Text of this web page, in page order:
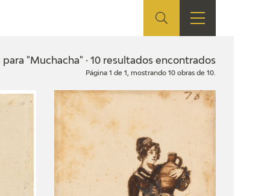
TIENDA EDUCA
FICHAS ARASAAC
"Muchacha" · 10 resultados encontrados
Página 1 de 1, mostrando 10 obras de 10.